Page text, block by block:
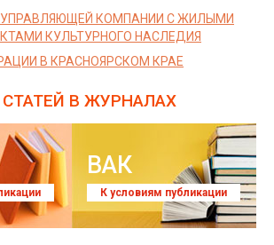
КОМПАНИИ С ЖИЛЫМИ
КУЛЬТУРНОГО НАСЛЕДИЯ
В КРАСНОЯРСКОМ КРАЕ
В ЖУРНАЛАХ
ВАК
К условиям публикации